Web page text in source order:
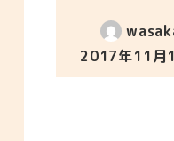
投稿日
2017年11月